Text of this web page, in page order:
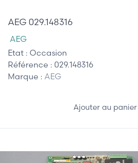
AEG 029.148316
AEG
Etat : Occasion
Référence : 029.148316
Marque : AEG
Ajouter au panier